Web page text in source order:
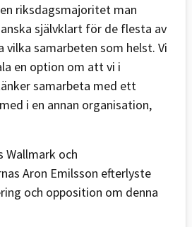
riksdagsmajoritet man
självklart för de flesta av
vilka samarbeten som helst. Vi
en option om att vi i
samarbeta med ett
i en annan organisation,
Wallmark och
Aron Emilsson efterlyste
och opposition om denna